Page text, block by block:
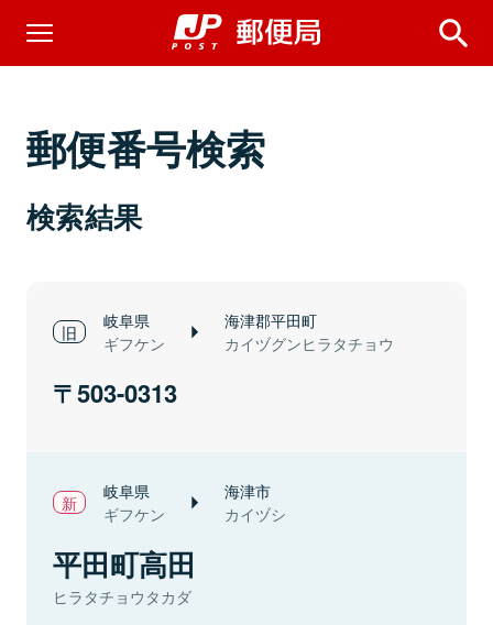
郵便番号検索
検索結果
岐阜県
ギフケン
海津郡平田町
カイヅグンヒラタチョウ
503-0313
岐阜県
ギフケン
海津市
カイヅシ
平田町高田
ヒラタチョウタカダ